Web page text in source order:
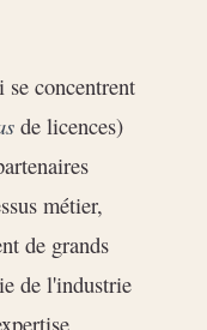
se concentrent
de licences)
métier,
de grands
de l'industrie